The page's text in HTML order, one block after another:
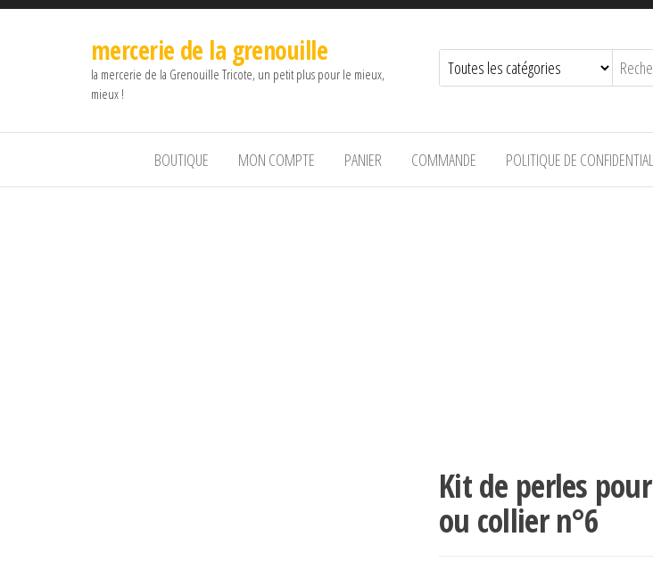
mercerie de la grenouille
la mercerie de la Grenouille Tricote, un petit plus pour le mieux,
mieux !
BOUTIQUE MON COMPTE PANIER COMMANDE POLITIQUE DE
Kit de perles
ou collier n°6